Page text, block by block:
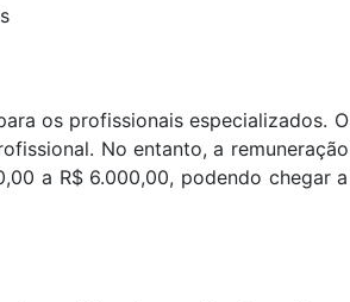
os profissionais especializados. O
No entanto, a remuneração
a R$ 6.000,00, podendo chegar a